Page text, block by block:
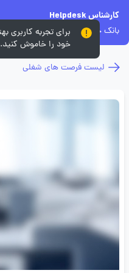
کارشناس Helpdesk
بانک خاورمیانه
لیست فرصت های شغلی
خود را خاموش کنید.